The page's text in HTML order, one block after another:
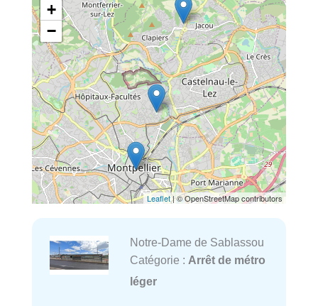
+
−
Leaflet| © OpenStreetMap contributors
Notre-Dame de Sablassou
Catégorie : Arrêt de métro
léger